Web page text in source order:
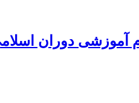
آموزشی دوران